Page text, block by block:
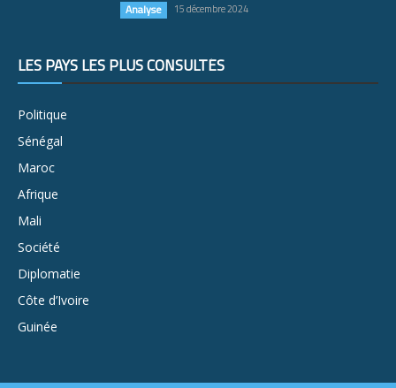
Analyse 15 décembre 2024
LES PAYS LES PLUS CONSULTÉS
Politique
Sénégal
Maroc
Afrique
Mali
Société
Diplomatie
Côte d’Ivoire
Guinée